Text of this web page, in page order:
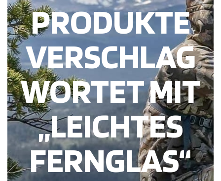
PRODUKTE
VERSCHLAG
WORTET MIT
„LEICHTES
FERNGLAS“